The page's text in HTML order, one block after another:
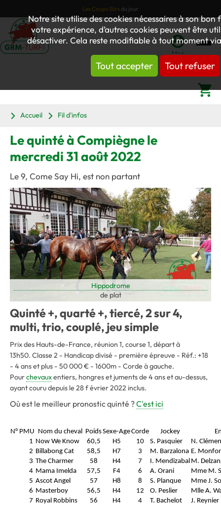
Notre site utilise des cookies nécessaires à son
votre expérience, d’autres cookies peuvent être
désactiver. Cela reste modifiable à tout moment
Tout accepter Tout refuser
Les Coups Sûrs du jour
Mon
compte
Accueil
Fil d'infos
Le quinté à Compiègne le
mercredi 31 août 2022
Le 9, Come Say Hi, est non partant
Hippodrome
de plat
Quinté +, quarté +, tiercé, 2 sur 4,
multi, trio, couplé, jeu simple
Prix des Hauts-de-France, réunion 1, course 1, départ à
13h50. Classe 2 - Handicap divisé - première épreuve - Réf.: +18
- 4 ans et plus - 50 000 € - 1600m - Corde à gauche.
Pourchevauxentiers, hongres et juments de 4 ans et au-dessus,
ayant couru depuis le 28 f évrier 2022 inclus.
Où est le meilleur pronostic quinté ?C'est ici
N° PMU Nom du cheval PoidsSexe-AgeCorde Jockey
1 Now We Know 60,5 H5 10 S. Pasquier
N.
2 Billabong Cat 58,5 H7 3 M. Barzalona E.
3 The Charmer 58 H4 7 I. Mendizabal M.
4 Mama Imelda 57,5 F4 6 A. Orani
Mme M.
5 Ascot Angel 57 H8 8 S. Planque
Mme J.
6 Masterboy 56,5 H4 12 O. Peslier
Mlle A.
7 Royal Robbins 56 H4 4 T. Bachelot
J. Reynier